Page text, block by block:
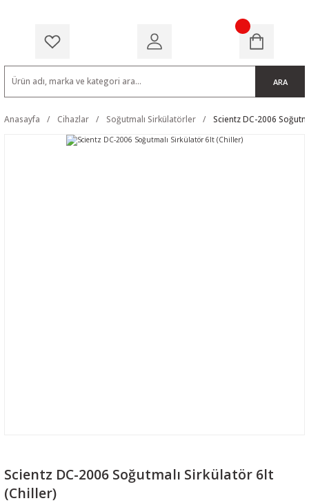
ARA
Anasayfa Cihazlar Soğutmalı Sirkülatörler Scientz DC-2006
Scientz DC-2006 Soğutmalı Sirkülatör 6lt
(Chiller)